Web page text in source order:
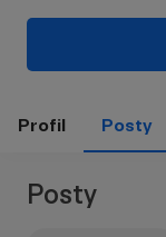
Profil Posty
Posty